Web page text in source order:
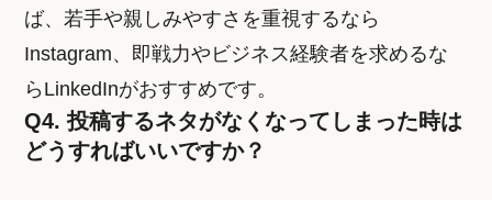
ば、若手や親しみやすさを重視するなら
Instagram、即戦力やビジネス経験者を求めるな
らLinkedInがおすすめです。
Q4. 投稿するネタがなくなってしまった時は
どうすればいいですか？